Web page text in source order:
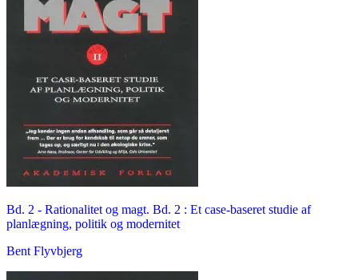
Bd. 2 - Rationalitet og magt. Bd. 2 : Et case-baseret studie af
planlægning, politik og modernitet
Bent Flyvbjerg